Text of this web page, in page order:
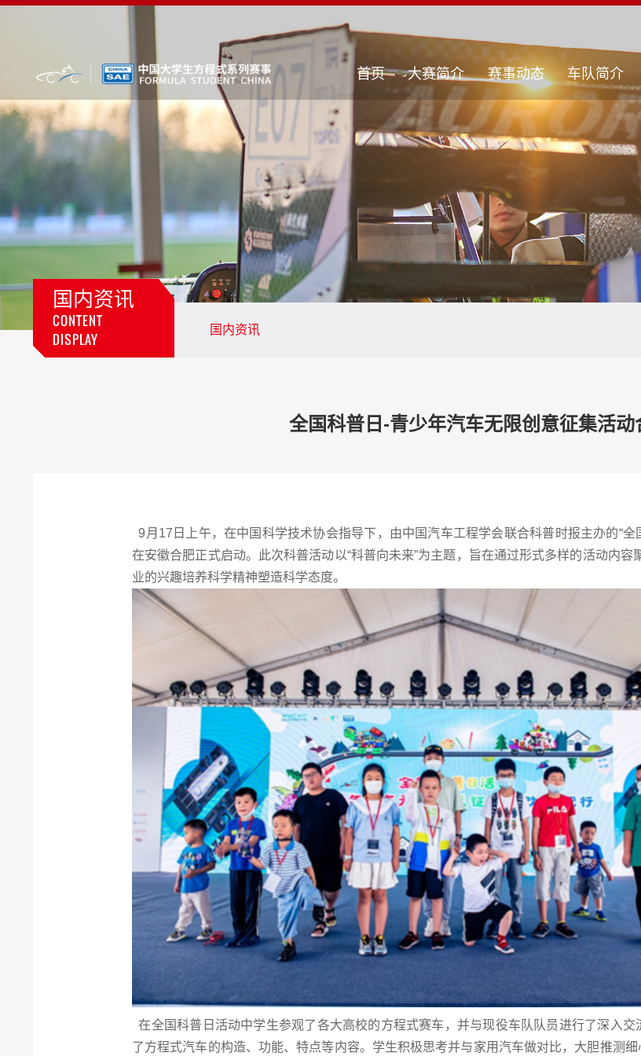
首页 大赛简介 赛事动态 车队简介
国内资讯
CONTENT
DISPLAY
国内资讯
全国科普日-青少年汽车无限创意征集活
9月17日上午，在中国科学技术协会指导下，由中国汽车工程学会联合科普时报主办的“
在安徽合肥正式启动。此次科普活动以“科普向未来”为主题，旨在通过形式多样的活动内
业的兴趣培养科学精神塑造科学态度。
在全国科普日活动中学生参观了各大高校的方程式赛车，并与现役车队队员进行了深入交
了方程式汽车的构造、功能、特点等内容。学生积极思考并与家用汽车做对比，大胆推测